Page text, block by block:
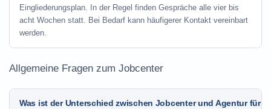
Eingliederungsplan. In der Regel finden Gespräche alle vier bis
acht Wochen statt. Bei Bedarf kann häufigerer Kontakt vereinbart
werden.
Allgemeine Fragen zum Jobcenter
Was ist der Unterschied zwischen Jobcenter und Agentur für